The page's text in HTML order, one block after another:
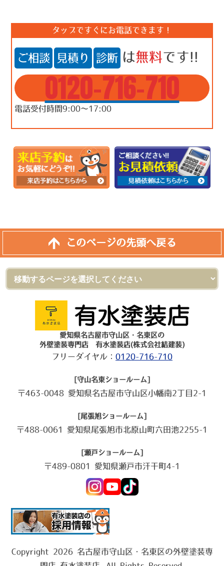
タップですぐにお電話できます！
ご相談 見積り 診断 は無料です!!
0120-716-710
電話受付時間9:00～17:00
このページの先頭へ戻る
愛知県名古屋市守山区・名東区の
外壁塗装専門店 有水塗装店(株式会社結建装)
フリーダイヤル： 0120-716-710
[守山名東ショールーム]
〒463-0048 愛知県名古屋市守山区小幡南2丁目2-1
[尾張旭ショールーム]
〒488-0061 愛知県尾張旭市北原山町六田池2255-1
[瀬戸ショールーム]
〒489-0801 愛知県瀬戸市汗干町4-1
Copyright 2026 名古屋市守山区・名東区の外壁塗装専